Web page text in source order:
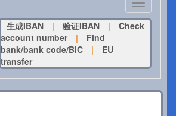
Toggle
navigation
生成IBAN
| 验证IBAN |
Check
account number
|
Find
bank/bank code/BIC
|
EU
transfer